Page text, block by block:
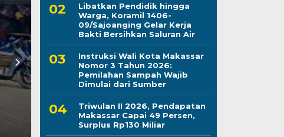
Kapolres Wajo
Maddukkelleng,
Mengabdi untuk
Jumat, 7 Agu 2026 - 08:42 WIB
LINTASCELEBES.COM WAJO — Mengawali tugas
Libatkan Pendidik hingga
Warga, Koramil 1406-
09/Sajoanging Gelar Kerja
Bakti Bersihkan Saluran Air
Instruksi Wali Kota Makassar
Nomor 3 Tahun 2026:
Pemilahan Sampah Wajib
Dimulai dari Sumber
Triwulan II 2026, Pendapatan
Makassar Capai 49 Persen,
Surplus Rp130 Miliar